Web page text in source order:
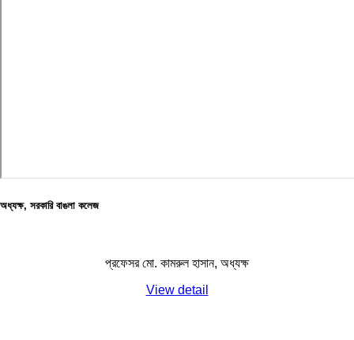
অধ্যক্ষ, সরকারি বাঙলা কলেজ
প্রফেসর মো. কামরুল হাসান, অধ্যক্ষ
View detail